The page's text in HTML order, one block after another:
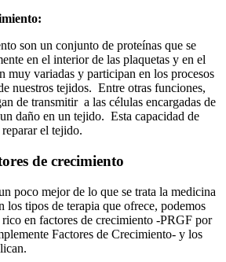
son un conjunto de proteínas que se
en el interior de las plaquetas y en el
muy variadas y participan en los procesos
nuestros tejidos. Entre otras funciones,
de transmitir a las células encargadas de
daño en un tejido. Esta capacidad de
el tejido.
de crecimiento
poco mejor de lo que se trata la medicina
los tipos de terapia que ofrece, podemos
en factores de crecimiento -PRGF por
Factores de Crecimiento- y los